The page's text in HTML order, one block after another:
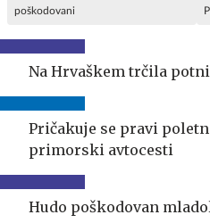
poškodovani
Na Hrvaškem trčila
Pričakuje se pravi
primorski avtocesti
Hudo poškodovan